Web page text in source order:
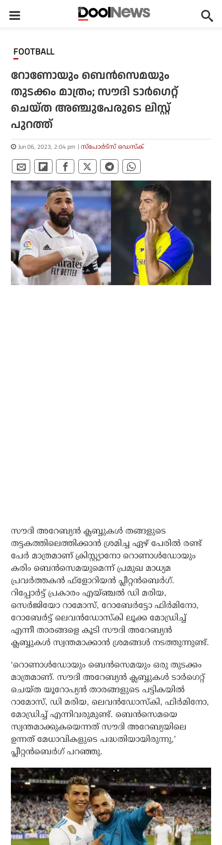
FOOTBALL
റോണോയും ബെന്‍സെമയും
തുടക്കം മാത്രം; സൗദി ടാര്‍ഗെറ്റ്
ചെയ്ത അഞ്ചുപേരുടെ ലിസ്റ്റ്
പുറത്ത്
Jun 06, 2023, 2:04 pm സ്പോര്‍ട്സ് ഡെസ്‌ക്
സൗദി അറേബ്യന്‍ ക്ലബ്ബുകള്‍ തങ്ങളുടെ
തട്ടകത്തിലെത്തിക്കാന്‍ ശ്രമിച്ച ഏഴ് പേരില്‍ രണ്ട്
പേര്‍ മാത്രമാണ് ക്രിസ്റ്റ്യാനോ റൊണാള്‍ഡോയും
കരിം ബെന്‍സെമയുമെന്ന് പ്രമുഖ മാധ്യമ
പ്രവര്‍ത്തകന്‍ ഫ്‌ളോറിയന്‍ പ്ലീറ്റന്‍ബെര്‍ഗ്.
റിപ്പോര്‍ട്ട് പ്രകാരം എയ്ഞ്ചല്‍ ഡി മരിയ,
സെര്‍ജിയോ റാമോസ്, റോബേര്‍ട്ടോ ഫിര്‍മിനോ,
റോബേര്‍ട്ട് ലെവന്‍ഡോസ്‌കി ലൂക്ക മോഡ്രിച്ച്
എന്നീ താരങ്ങളെ കൂടി സൗദി അറേബ്യന്‍
ക്ലബ്ബുകള്‍ സ്വന്തമാക്കാന്‍ ശ്രമങ്ങള്‍ നടത്തുന്നുണ്ട്.
‘റൊണാള്‍ഡോയും ബെന്‍സെമയും ഒരു തുടക്കം
മാത്രമാണ്. സൗദി അറേബ്യന്‍ ക്ലബ്ബുകള്‍ ടാര്‍ഗെറ്റ്
ചെയ്ത യൂറോപ്യന്‍ താരങ്ങളുടെ പട്ടികയില്‍
റാമോസ്, ഡി മരിയ, ലെവന്‍ഡോസ്‌കി, ഫിര്‍മിനോ,
മോഡ്രിച്ച് എന്നിവരുമുണ്ട്. ബെന്‍സെമയെ
സ്വന്തമാക്കുകയെന്നത് സൗദി അറേബ്യയിലെ
ഉന്നത് മേധാവികളുടെ പദ്ധതിയായിരുന്നു,’
പ്ലീറ്റന്‍ബെര്‍ഗ് പറഞ്ഞു.